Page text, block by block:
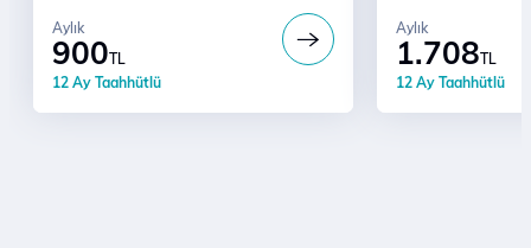
12 Ay Taahhütlü
900TL
Aylık
12 Ay Taahhütlü
1.708TL
Aylık